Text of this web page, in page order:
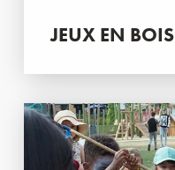
JEUX EN BOIS